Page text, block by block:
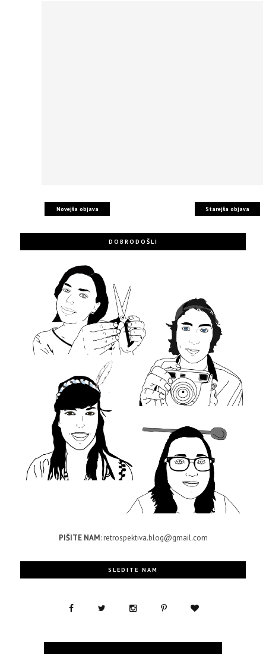
Novejša objava Starejša objava
DOBRODOŠLI
PIŠITE NAM: retrospektiva.blog@gmail.com
SLEDITE NAM